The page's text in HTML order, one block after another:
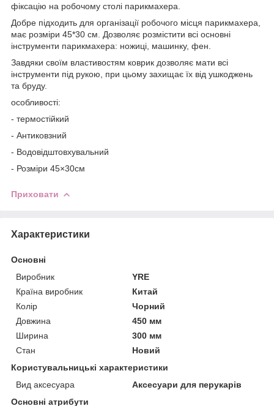
фіксацію на робочому столі парикмахера.
Добре підходить для організації робочого місця парикмахера,
має розміри 45*30 см. Дозволяє розмістити всі основні
інструменти парикмахера: ножиці, машинку, фен.
Завдяки своїм властивостям коврик дозволяє мати всі
інструменти під рукою, при цьому захищає їх від ушкоджень
та бруду.
особливості:
- термостійкий
- Антиковзний
- Водовідштовхувальний
- Розміри 45×30см
Приховати
Характеристики
Основні
Виробник
YRE
Країна виробник
Китай
Колір
Чорний
Довжина
450 мм
Ширина
300 мм
Стан
Новий
Користувальницькі характеристики
Вид аксесуара
Аксесуари для перукарів
Основні атрибути